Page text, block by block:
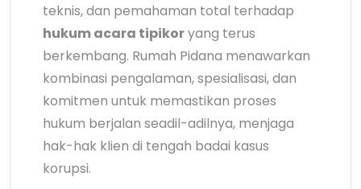
teknis, dan pemahaman total terhadap
hukum acara tipikoryang terus
berkembang. Rumah Pidana menawarkan
kombinasi pengalaman, spesialisasi, dan
komitmen untuk memastikan proses
hukum berjalan seadil-adilnya, menjaga
hak-hak klien di tengah badai kasus
korupsi.